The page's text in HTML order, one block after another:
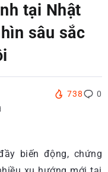
tại Nhật
sâu sắc
738 0
biến động, chứng